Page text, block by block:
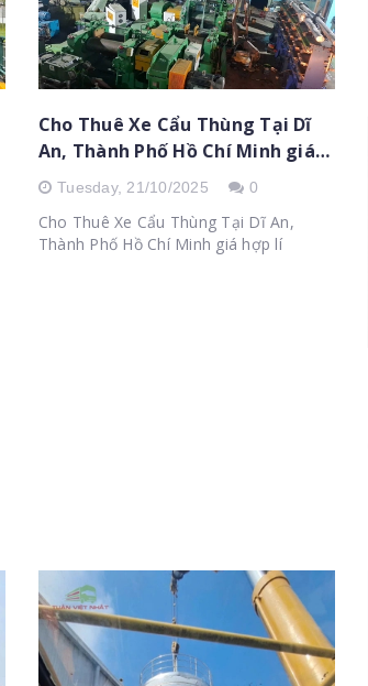
Cho Thuê Xe Cẩu Thùng Tại Dĩ
An, Thành Phố Hồ Chí Minh giá
hợp líTuesday, 21/10/2025 0
Cho Thuê Xe Cẩu Thùng Tại Dĩ An,
Thành Phố Hồ Chí Minh giá hợp lí